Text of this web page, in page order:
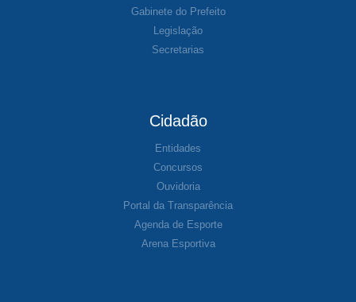
Gabinete do Prefeito
Legislação
Secretarias
Cidadão
Entidades
Concursos
Ouvidoria
Portal da Transparência
Agenda de Esporte
Arena Esportiva